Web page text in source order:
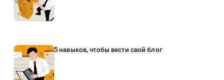
5 навыков, чтобы вести свой блог